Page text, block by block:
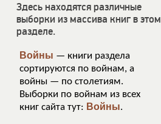
Здесь находятся различные
выборки из массива книг в этом
разделе.
Войны — книги раздела
сортируются по войнам, а
войны — по столетиям.
Выборки по войнам из всех
книг сайта тут: Войны.